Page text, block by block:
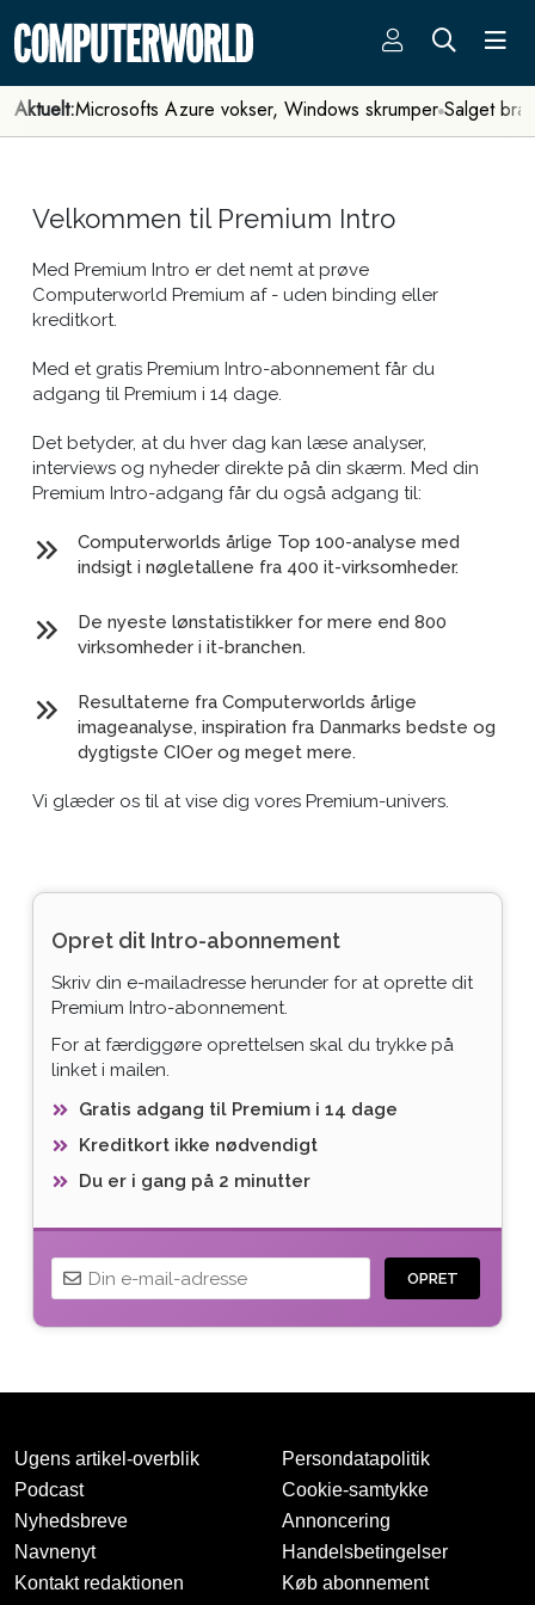
Aktuelt:Microsofts Azure vokser, Windows skrumper Salget
Velkommen til Premium Intro
Med Premium Intro er det nemt at prøve
Computerworld Premium af - uden binding eller
kreditkort.
Med et gratis Premium Intro-abonnement får du
adgang til Premium i 14 dage.
Det betyder, at du hver dag kan læse analyser,
interviews og nyheder direkte på din skærm. Med din
Premium Intro-adgang får du også adgang til:
Computerworlds årlige Top 100-analyse med
indsigt i nøgletallene fra 400 it-virksomheder.
De nyeste lønstatistikker for mere end 800
virksomheder i it-branchen.
Resultaterne fra Computerworlds årlige
imageanalyse, inspiration fra Danmarks bedste og
dygtigste CIOer og meget mere.
Vi glæder os til at vise dig vores Premium-univers.
Opret dit Intro-abonnement
Skriv din e-mailadresse herunder for at oprette dit
Premium Intro-abonnement.
For at færdiggøre oprettelsen skal du trykke på
linket i mailen.
Gratis adgang til Premium i 14 dage
Kreditkort ikke nødvendigt
Du er i gang på 2 minutter
OPRET
Tak for oprettelsen
Ugens artikel-overblik
Podcast
Nyhedsbreve
Navnenyt
Kontakt redaktionen
Persondatapolitik
Cookie-samtykke
Annoncering
Handelsbetingelser
Køb abonnement